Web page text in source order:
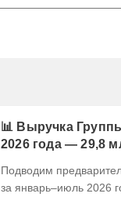
📊 Выручка
2026 года — 29,8
Подводим
за январь–июль 2026 года. Ключевые